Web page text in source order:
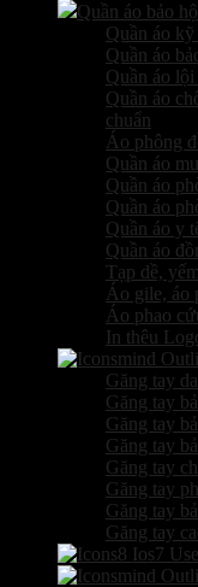
Quần áo bảo hộ
Quần áo
Quần áo
Quần áo
Quần áo
chuẩn
Áo phông
Quần áo
Quần áo
Quần áo
Quần áo y
Quần áo
Tạp dề,
Áo gile, áo
Áo phao
In thêu
Găng tay
Găng tay
Găng tay
Găng tay
Găng tay
Găng tay
Găng tay
Găng tay